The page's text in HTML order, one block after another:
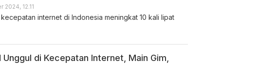
2024, 12.11
internet di Indonesia meningkat 10 kali lipat
di Kecepatan Internet, Main Gim,